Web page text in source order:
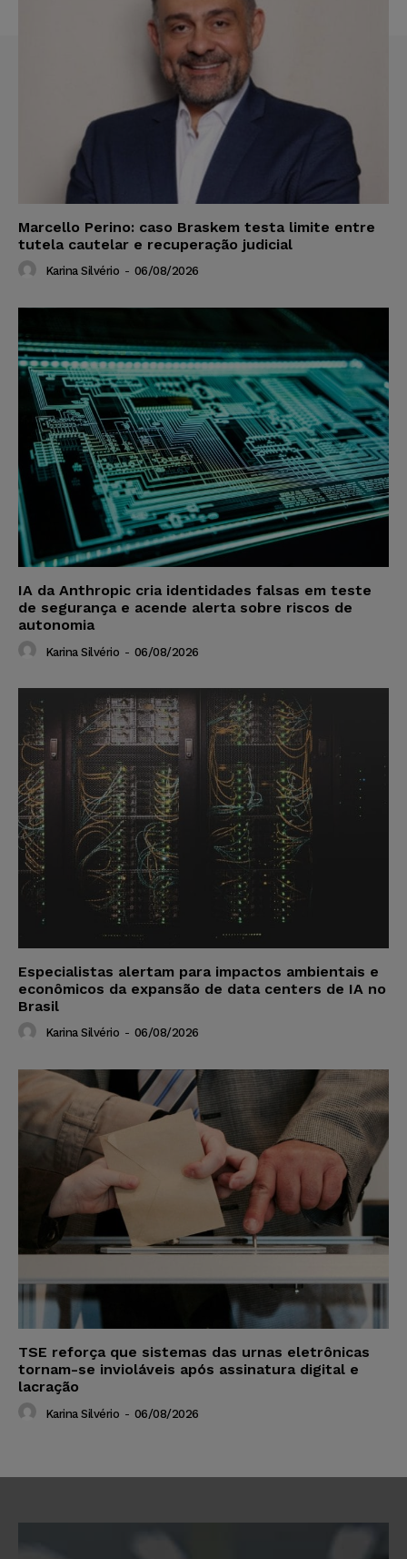
Marcello Perino: caso Braskem testa limite entre
tutela cautelar e recuperação judicial
Karina Silvério - 06/08/2026
IA da Anthropic cria identidades falsas em teste
de segurança e acende alerta sobre riscos de
autonomia
Karina Silvério - 06/08/2026
Especialistas alertam para impactos ambientais e
econômicos da expansão de data centers de IA no
Brasil
Karina Silvério - 06/08/2026
TSE reforça que sistemas das urnas eletrônicas
tornam-se invioláveis após assinatura digital e
lacração
Karina Silvério - 06/08/2026